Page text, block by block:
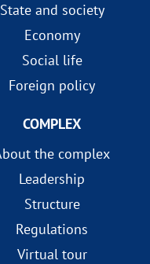
State and society
Economy
Social life
Foreign policy
COMPLEX
the complex
Leadership
Structure
Regulations
Virtual tour